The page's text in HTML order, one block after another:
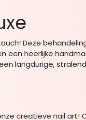
Deze
een heerlijke
langdurige,
creatieve nail art!